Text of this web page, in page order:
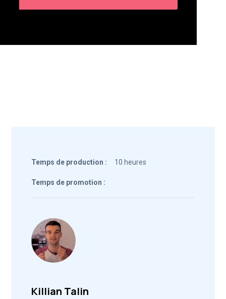
Temps de production : 10 heures
Temps de promotion :
Killian Talin